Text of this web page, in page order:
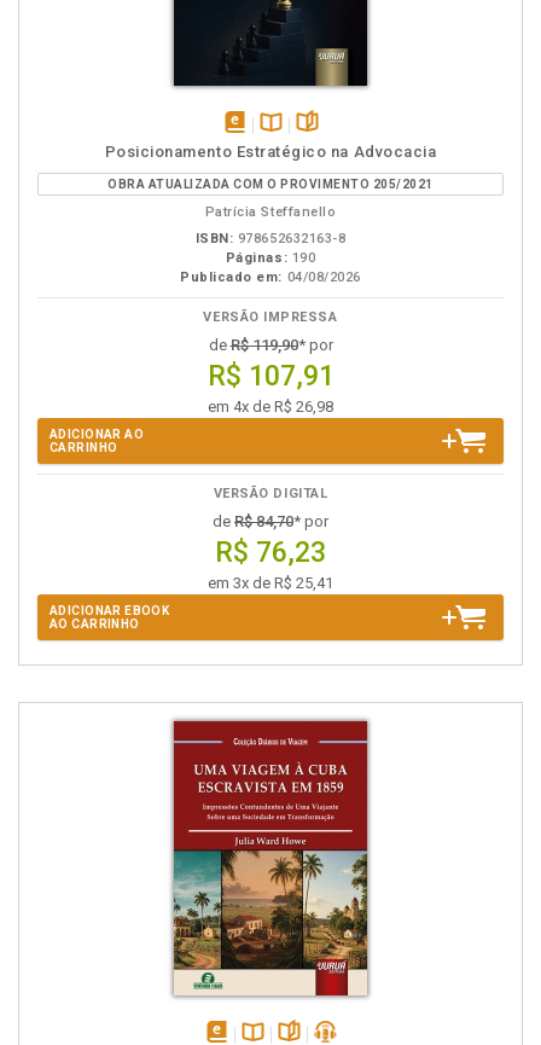
disponível
em
eBook
Disponível
na
B.V.
páginas
Posicionamento Estratégico na Advocacia
OBRA ATUALIZADA COM O PROVIMENTO 205/2021
Patrícia Steffanello
ISBN: 978652632163-8
Páginas: 190
Publicado em: 04/08/2026
VERSÃO IMPRESSA
deR$ 119,90* por
R$ 107,91
em 4x de R$ 26,98
ADICIONAR AO
CARRINHO
VERSÃO DIGITAL
de R$ 84,70* por
R$ 76,23
em 3x de R$ 25,41
ADICIONAR EBOOK
AO CARRINHO